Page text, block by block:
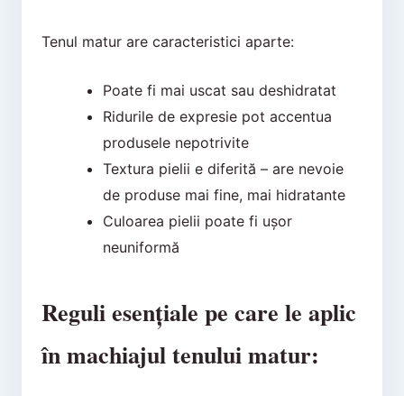
Tenul matur are caracteristici aparte:
Poate fi mai uscat sau deshidratat
Ridurile de expresie pot accentua
produsele nepotrivite
Textura pielii e diferită – are nevoie
de produse mai fine, mai hidratante
Culoarea pielii poate fi ușor
neuniformă
Reguli esențiale pe care le aplic
în machiajul tenului matur: